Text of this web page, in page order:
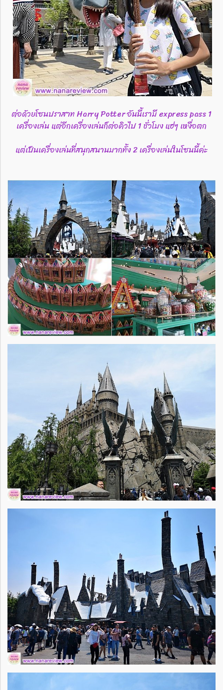
ต่อด้วยโซนปราสาท Harry Potter อันนี้เรามี express pass 1
เครื่องเล่น แต่อีกเครื่องเล่นก็ต่อคิวไป 1 ชั่วโมง แฮ่ๆ เหงื่อตก
แต่เป็นเครื่องเล่นที่สนุกสนานมากทั้ง 2 เครื่องเล่นในโซนนี้ค่ะ